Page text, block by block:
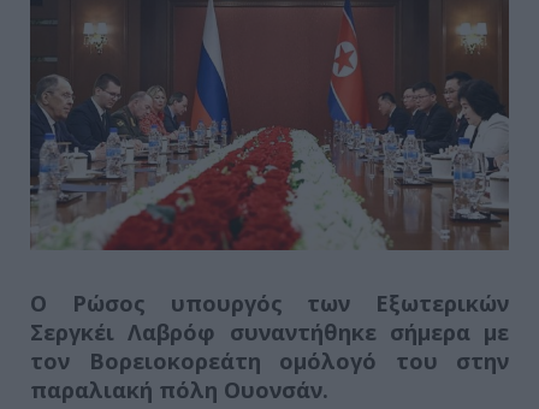
Ο Ρώσος υπουργός των Εξωτερικών
Σεργκέι Λαβρόφ συναντήθηκε σήμερα με
τον Βορειοκορεάτη ομόλογό του στην
παραλιακή πόλη Ουονσάν.